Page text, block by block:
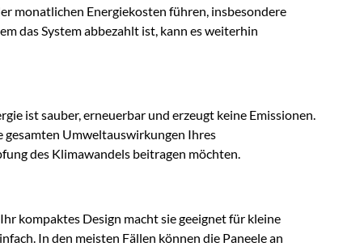
monatlichen Energiekosten führen, insbesondere
das System abbezahlt ist, kann es weiterhin
ist sauber, erneuerbar und erzeugt keine Emissionen.
gesamten Umweltauswirkungen Ihres
des Klimawandels beitragen möchten.
kompaktes Design macht sie geeignet für kleine
In den meisten Fällen können die Paneele an